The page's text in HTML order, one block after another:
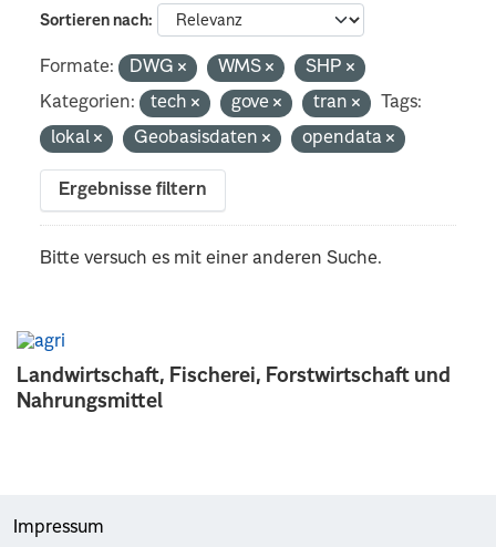
Landwirtschaft, Fischerei, Forstwirtschaft und
Nahrungsmittel
Sortieren nach
Formate: DWG WMS
SHP
Kategorien:
tech gove tran
Tags:
lokal
Geobasisdaten opendata
Ergebnisse filtern
Bitte versuch es mit einer anderen Suche.
Impressum